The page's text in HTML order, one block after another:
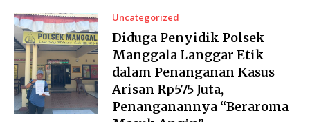
Uncategorized
Diduga Penyidik Polsek
Manggala Langgar Etik
dalam Penanganan Kasus
Arisan Rp575 Juta,
Penanganannya “Beraroma